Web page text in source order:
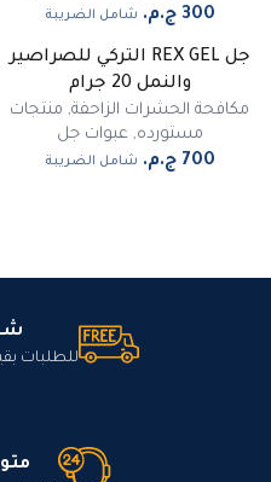
شامل الضريبة
جل REX GEL التركي للصراصير
والنمل 20 جرام
مكافحة الحشرات الزاحفة, منتجات
مستورده,عبوات جل
شامل الضريبة
للطلبات بقيمة 1000